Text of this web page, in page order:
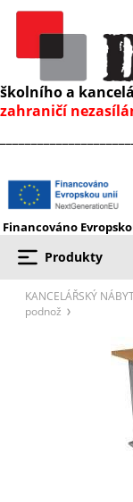
školního a
zahraničí
Financováno
Produkty
KANCELÁŘSKÝ
podnož